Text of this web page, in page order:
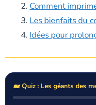
Comment
Les bienfaits du
Idées pour
🐋 Quiz : Les géants des